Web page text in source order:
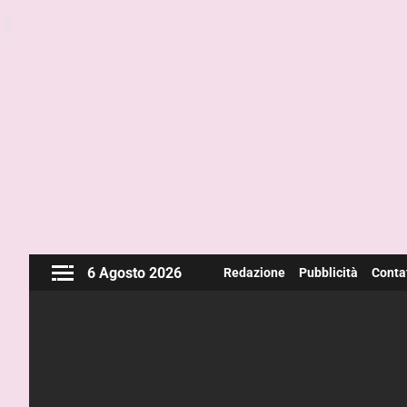
6 Agosto 2026 Redazione Pubblicità